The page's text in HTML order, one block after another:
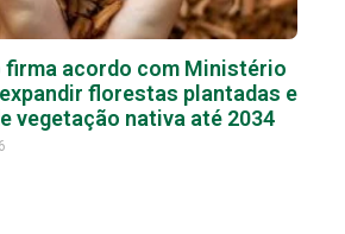
firma acordo com Ministério
florestas plantadas e
vegetação nativa até 2034